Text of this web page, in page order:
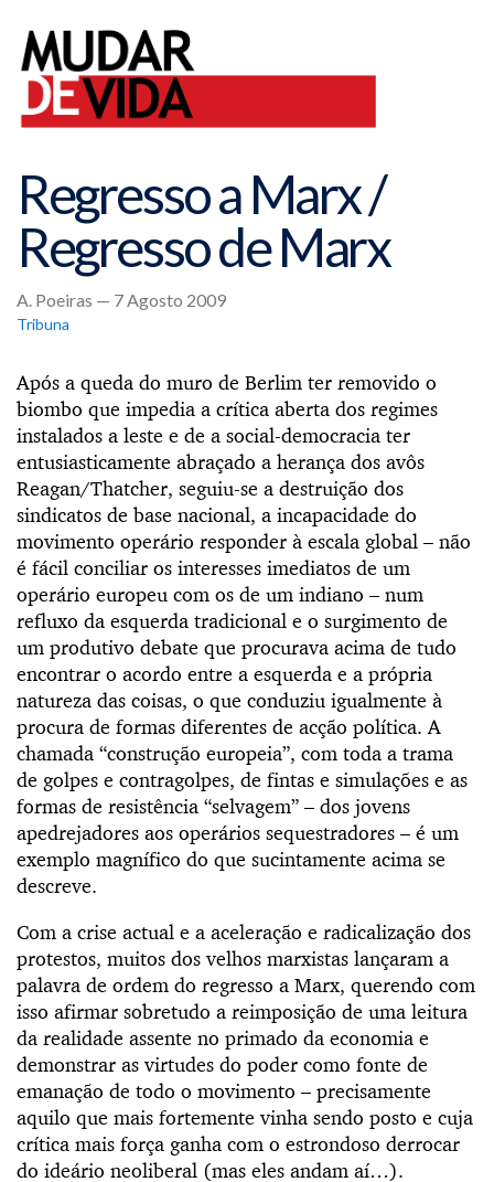
Regresso a Marx /
Regresso de Marx
A. Poeiras — 7 Agosto 2009
Tribuna
Após a queda do muro de Berlim ter removido o
biombo que impedia a crítica aberta dos regimes
instalados a leste e de a social-democracia ter
entusiasticamente abraçado a herança dos avôs
Reagan/Thatcher, seguiu-se a destruição dos
sindicatos de base nacional, a incapacidade do
movimento operário responder à escala global – não
é fácil conciliar os interesses imediatos de um
operário europeu com os de um indiano – num
refluxo da esquerda tradicional e o surgimento de
um produtivo debate que procurava acima de tudo
encontrar o acordo entre a esquerda e a própria
natureza das coisas, o que conduziu igualmente à
procura de formas diferentes de acção política. A
chamada “construção europeia”, com toda a trama
de golpes e contragolpes, de fintas e simulações e as
formas de resistência “selvagem” – dos jovens
apedrejadores aos operários sequestradores – é um
exemplo magnífico do que sucintamente acima se
descreve.
Com a crise actual e a aceleração e radicalização dos
protestos, muitos dos velhos marxistas lançaram a
palavra de ordem do regresso a Marx, querendo com
isso afirmar sobretudo a reimposição de uma leitura
da realidade assente no primado da economia e
demonstrar as virtudes do poder como fonte de
emanação de todo o movimento – precisamente
aquilo que mais fortemente vinha sendo posto e cuja
crítica mais força ganha com o estrondoso derrocar
do ideário neoliberal (mas eles andam aí…).